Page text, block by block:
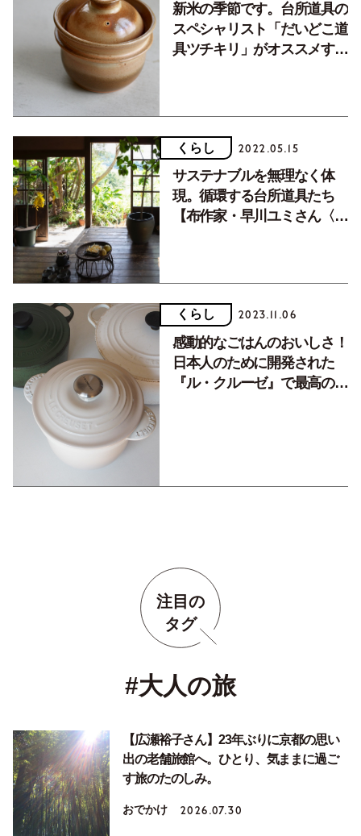
新米の季節です。台所道具の
スペシャリスト「だいどこ道
具ツチキリ」がオススメする
くらし 2022.05.15
サステナブルを無理なく体
現。循環する台所道具たち
【布作家・早川ユミさん〈旅
くらし 2023.11.06
感動的なごはんのおいしさ！
日本人のために開発された
『ル・クルーゼ』で最高の炊
注目の
タグ
#大人の旅
【広瀬裕子さん】23年ぶりに京都の思い
出の老舗旅館へ。ひとり、気ままに過ご
す旅のたのしみ。
おでかけ 2026.07.30